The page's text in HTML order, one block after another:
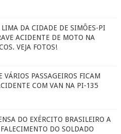
LIMA DA CIDADE DE SIMÕES-PI
ACIDENTE DE MOTO NA
VEJA FOTOS!
VÁRIOS PASSAGEIROS FICAM
COM VAN NA PI-135
DO EXÉRCITO BRASILEIRO A
DO SOLDADO